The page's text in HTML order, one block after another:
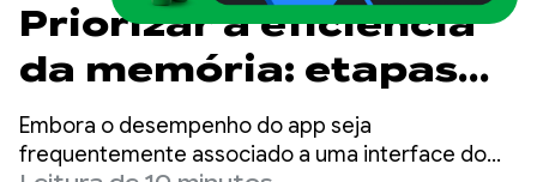
Priorizar a eficiência
da memória: etapas
essenciais para o
Android 17
Embora o desempenho do app seja
frequentemente associado a uma interface do